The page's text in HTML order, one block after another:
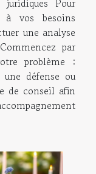
Pour
à vos besoins
une analyse
par
problème :
défense ou
de conseil afin